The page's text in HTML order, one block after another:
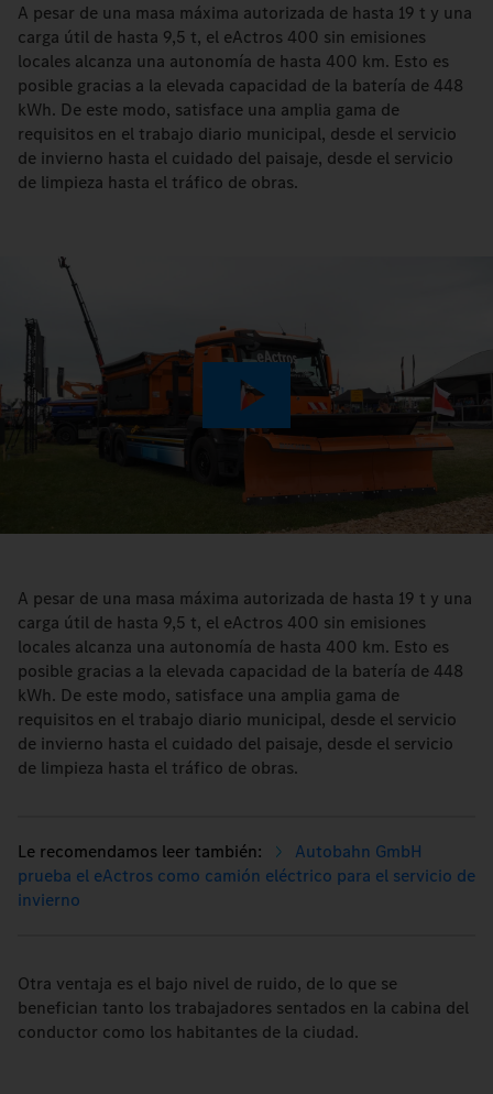
A pesar de una masa máxima autorizada de hasta 19 t y una
carga útil de hasta 9,5 t, el eActros 400 sin emisiones
locales alcanza una autonomía de hasta 400 km. Esto es
posible gracias a la elevada capacidad de la batería de 448
kWh. De este modo, satisface una amplia gama de
requisitos en el trabajo diario municipal, desde el servicio
de invierno hasta el cuidado del paisaje, desde el servicio
de limpieza hasta el tráfico de obras.
Play
A pesar de una masa máxima autorizada de hasta 19 t y una
carga útil de hasta 9,5 t, el eActros 400 sin emisiones
locales alcanza una autonomía de hasta 400 km. Esto es
posible gracias a la elevada capacidad de la batería de 448
kWh. De este modo, satisface una amplia gama de
requisitos en el trabajo diario municipal, desde el servicio
de invierno hasta el cuidado del paisaje, desde el servicio
de limpieza hasta el tráfico de obras.
Autobahn GmbH
prueba el eActros como camión eléctrico para el servicio de
invierno
Otra ventaja es el bajo nivel de ruido, de lo que se
benefician tanto los trabajadores sentados en la cabina del
conductor como los habitantes de la ciudad.